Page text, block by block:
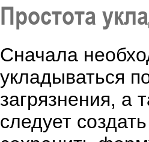
Простота
Сначала
укладываться
загрязнения, а
следует